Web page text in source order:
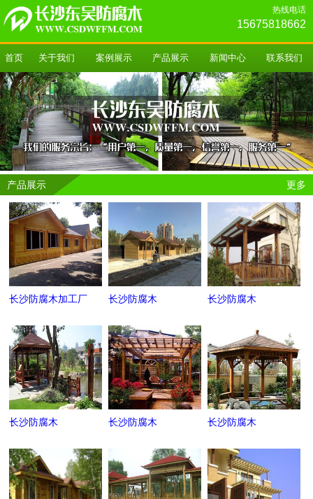
热线电话
15675818662
首页 关于我们 案例展示 产品展示 新闻中心 联系我们
产品展示 更多
长沙防腐木加工厂 长沙防腐木 长沙防腐木
长沙防腐木 长沙防腐木 长沙防腐木